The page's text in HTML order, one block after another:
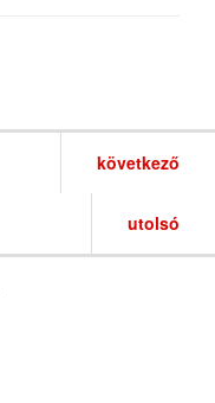
következő
utolsó